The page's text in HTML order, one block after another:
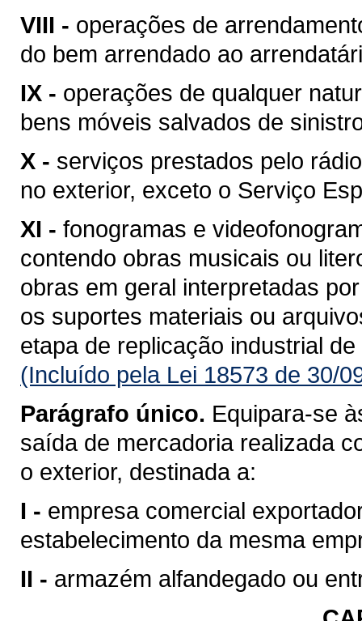
VIII - operações de
do bem arrendado ao
IX - operações de qualquer
bens móveis salvados de
X - serviços prestados pelo
no exterior, exceto o Serviço
XI - fonogramas e
contendo obras musicais ou
obras em geral interpretadas
os suportes materiais ou
etapa de replicação industrial
(Incluído pela Lei 18573 de 30/
Parágrafo único. Equipara-se
saída de mercadoria realizada
o exterior, destinada a:
I - empresa comercial
estabelecimento da mesma
II - armazém alfandegado ou